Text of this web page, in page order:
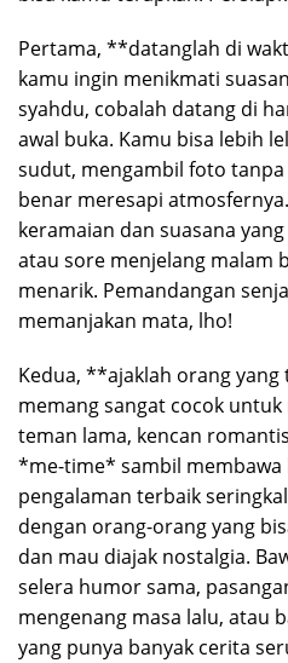
Pertama, **datanglah di
kamu ingin menikmati
syahdu, cobalah datang di
awal buka. Kamu bisa lebih
sudut, mengambil foto
benar meresapi
keramaian dan suasana
atau sore menjelang malam
menarik. Pemandangan
memanjakan mata, lho!
Kedua, **ajaklah orang
memang sangat cocok
teman lama, kencan
*me-time* sambil membawa
pengalaman terbaik
dengan orang-orang yang
dan mau diajak nostalgia.
selera humor sama,
mengenang masa lalu, atau
yang punya banyak cerita